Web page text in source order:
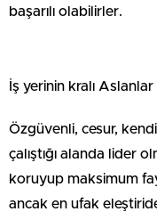
başarılı olabilirler.
İş yerinin kralı Aslanlar
Özgüvenli, cesur,
çalıştığı alanda lider
koruyup maksimum
ancak en ufak